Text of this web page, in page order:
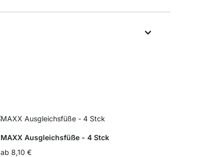
MAXX Ausgleichsfüße - 4 Stck
ab 8,10 €